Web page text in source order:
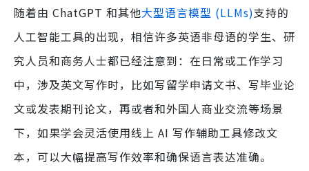
随着由 ChatGPT 和其他大型语言模型 (LLMs)支持的
人工智能工具的出现，相信许多英语非母语的学生、研
究人员和商务人士都已经注意到：在日常或工作学习
中，涉及英文写作时，比如写留学申请文书、写毕业论
文或发表期刊论文，再或者和外国人商业交流等场景
下，如果学会灵活使用线上 AI 写作辅助工具修改文
本，可以大幅提高写作效率和确保语言表达准确。